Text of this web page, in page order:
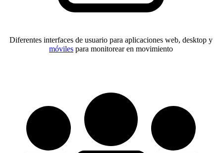
Diferentes interfaces de usuario para aplicaciones web, desktop y
móviles para monitorear en movimiento